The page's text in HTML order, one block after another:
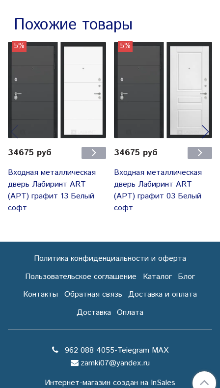
Похожие товары
5%
34675 руб
Входная металлическая
дверь Лабиринт ART
(АРТ) графит 13 Белый
софт
5%
34675 руб
Входная металлическая
дверь Лабиринт ART
(АРТ) графит 03 Белый
софт
Политика конфиденциальности и оферта
Пользовательское соглашение
Каталог Блог
Контакты Обратная связь Доставка и оплата
Доставка Оплата
962 088 4055-Teiegram МАХ
zamki07@yandex.ru
Интернет-магазин создан на InSales